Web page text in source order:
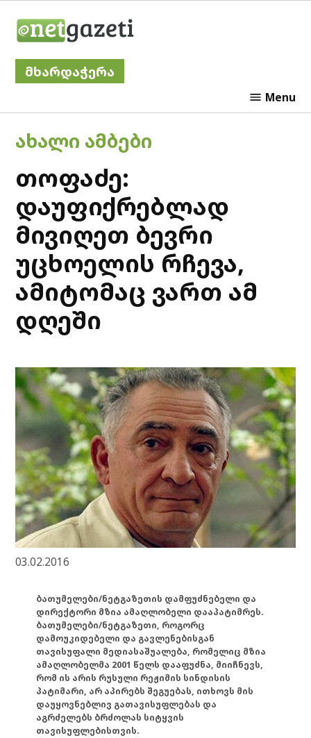
მხარდაჭერა
Menu
POSTED
ᲐᲮᲐᲚᲘ ᲐᲛᲑᲔᲑᲘ
თოფაძე:
დაუფიქრებლად
მივიღეთ ბევრი
უცხოელის რჩევა,
ამიტომაც ვართ ამ
დღეში
03.02.2016
ბათუმელები/ნეტგაზეთის დამფუძნებელი და
დირექტორი მზია ამაღლობელი დააპატიმრეს.
ბათუმელები/ნეტგაზეთი, როგორც
დამოუკიდებელი და გავლენებისგან
თავისუფალი მედიასაშუალება, რომელიც მზია
ამაღლობელმა 2001 წელს დააფუძნა, მიიჩნევს,
რომ ის არის რუსული რეჟიმის სინდისის
პატიმარი, არ აპირებს შეგუებას, ითხოვს მის
დაუყოვნებლივ გათავისუფლებას და
აგრძელებს ბრძოლას სიტყვის
თავისუფლებისთვის.